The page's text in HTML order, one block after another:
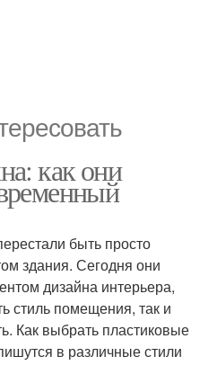
как они
быть просто
здания. Сегодня они
дизайна интерьера,
стиль помещения, так и
Как выбрать пластиковые
в различные стили